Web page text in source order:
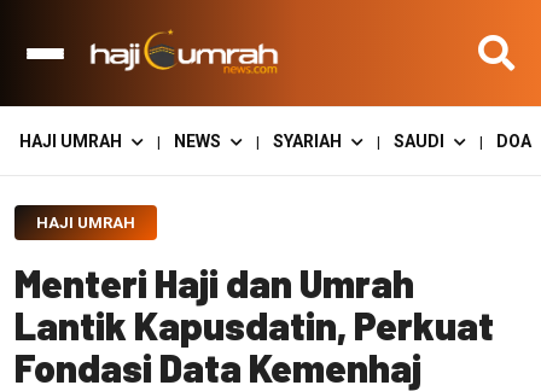
HAJI UMRAH | NEWS | SYARIAH | SAUDI | DOA
HAJI UMRAH
Menteri Haji dan Umrah
Lantik Kapusdatin, Perkuat
Fondasi Data Kemenhaj